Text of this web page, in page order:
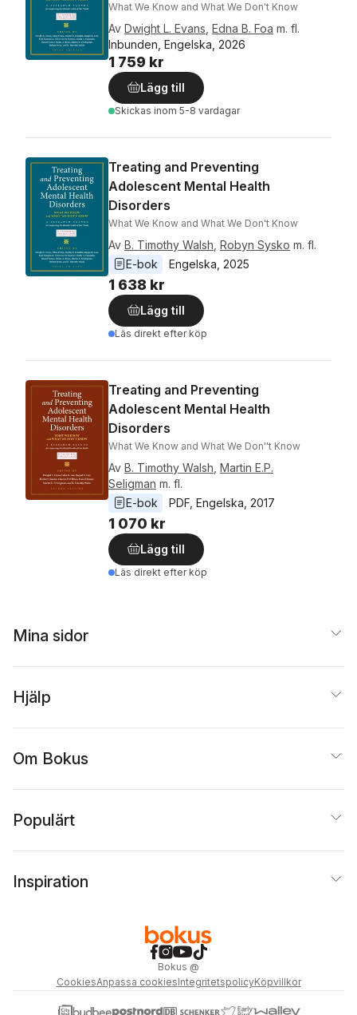
What We Know and What We Don't Know
Av Dwight L. Evans Edna B. Foa m. fl.
Inbunden, Engelska, 2026
1 759 kr
Lägg till
Skickas inom 5-8 vardagar
Treating and Preventing
Adolescent Mental Health
Disorders
What We Know and What We Don't Know
Av B. Timothy Walsh Robyn Sysko m. fl.
E-bok
Engelska 2025
1 638 kr
Lägg till
Läs direkt efter köp
Treating and Preventing
Adolescent Mental Health
Disorders
What We Know and What We Don''t Know
Av B. Timothy Walsh Martin E.P.
Seligman m. fl.
E-bok
PDF Engelska 2017
1 070 kr
Lägg till
Läs direkt efter köp
Mina sidor
Hjälp
Om Bokus
Populärt
Inspiration
Bokus @
CookiesAnpassa cookiesIntegritetspolicyKöpvillkor